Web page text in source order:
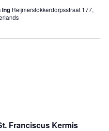
Ing Reijmerstokkerdorpsstraat 177,
Franciscus Kermis